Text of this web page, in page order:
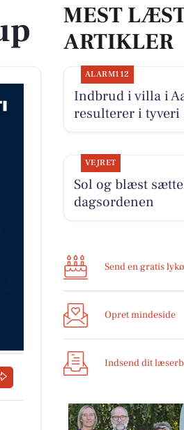
MEST
ARTIKLER
ALARM112
Indbrud i villa i
resulterer i tyveri
VEJRET
Sol og blæst
dagsordenen
Send en gratis
Opret mindeside
Indsend dit